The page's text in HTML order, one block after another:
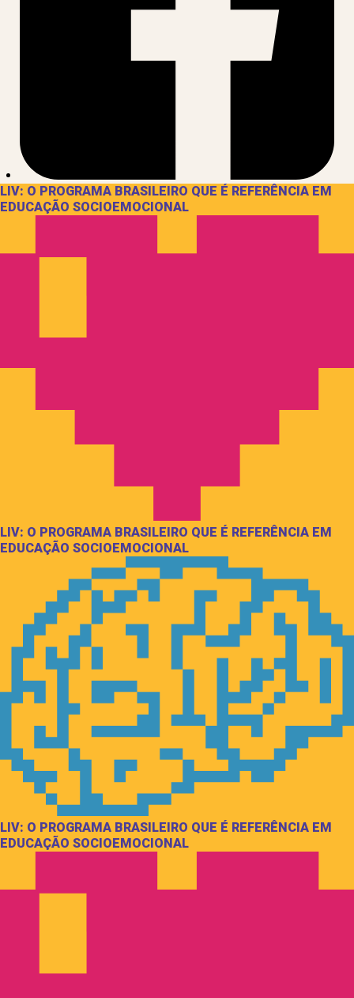
LIV: O PROGRAMA BRASILEIRO QUE É REFERÊNCIA EM
EDUCAÇÃO SOCIOEMOCIONAL
LIV: O PROGRAMA BRASILEIRO QUE É REFERÊNCIA EM
EDUCAÇÃO SOCIOEMOCIONAL
LIV: O PROGRAMA BRASILEIRO QUE É REFERÊNCIA EM
EDUCAÇÃO SOCIOEMOCIONAL